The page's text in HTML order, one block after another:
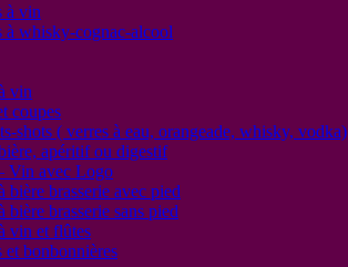
à vin
à whisky-cognac-alcool
vin
coupes
shots ( verres à eau, orangeade, whisky, vodka)
apéritif ou digestif
Vin avec Logo
bière brasserie avec pied
bière brasserie sans pied
vin et flûtes
et bonbonnières